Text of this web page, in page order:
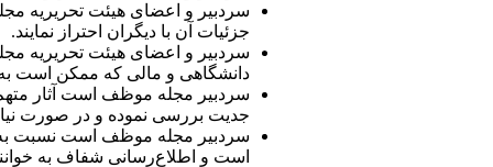
سردبیر و اعضای هیئت تحریریه
جزئیات آن با دیگران احتراز نمایند.
دانشگاهی و مالی که ممکن است به
سردبیر مجله موظف است آثار
جدیت بررسی نموده و در صورت
سردبیر مجله موظف است نسبت به
است و اطلاع‌رسانی شفاف به